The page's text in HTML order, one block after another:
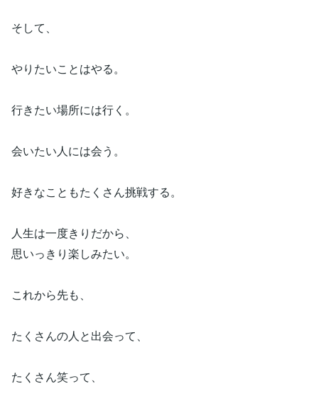
そして、
やりたいことはやる。
行きたい場所には行く。
会いたい人には会う。
好きなこともたくさん挑戦する。
人生は一度きりだから、
思いっきり楽しみたい。
これから先も、
たくさんの人と出会って、
たくさん笑って、